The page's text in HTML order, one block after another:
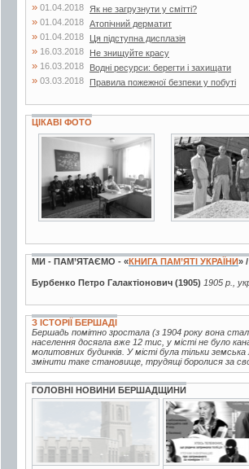
» 01.04.2018 Як не загрузнути у смітті?
» 01.04.2018 Атопічний дерматит
» 01.04.2018 Ця підступна дисплазія
» 16.03.2018 Не знищуйте красу
» 16.03.2018 Водні ресурси: берегти і захищати
» 03.03.2018 Правила пожежної безпеки у побуті
ЦІКАВІ ФОТО
5 фото 2 фото
МИ - ПАМ’ЯТАЄМО - «КНИГА ПАМ’ЯТІ УКРАЇНИ» /
Бурбенко Петро Галактіонович (1905) 1905 р.,
З ІСТОРІЇ БЕРШАДІ
Бершадь помітно зростала (з 1904 року вона
населення досягла вже 12 тис, у місті не було
молитовних будинків. У місті була тільки
змінити таке становище, трудящі боролися за
ГОЛОВНІ НОВИНИ БЕРШАДЩИНИ